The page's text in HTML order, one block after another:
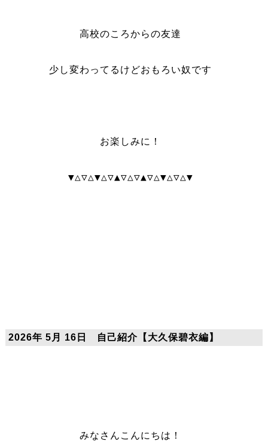
高校のころからの友達
少し変わってるけどおもろい奴です
お楽しみに！
▼△▽△▼△▽▲▽△▽▲▽△▼△▽△▼
2026年 5月 16日 自己紹介【大久保碧衣編】
みなさんこんにちは！